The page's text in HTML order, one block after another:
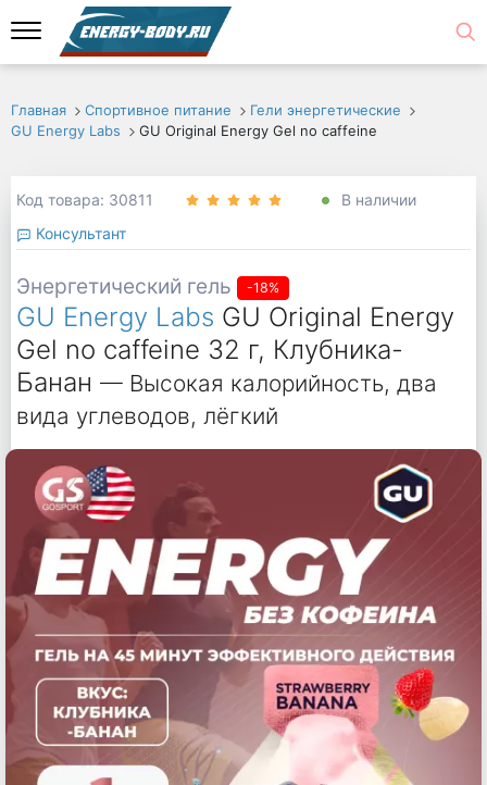
Главная Спортивное питание
Гели энергетические
GU Energy Labs
GU Original Energy Gel no caffeine
Код товара: 30811
В наличии
Консультант
Энергетический гель -18%
GU Energy Labs GU Original Energy
Gel no caffeine 32 г, Клубника-
Банан — Высокая калорийность, два
вида углеводов, лёгкий